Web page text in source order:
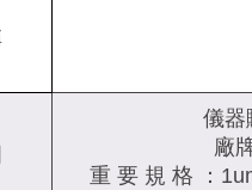
儀器
廠
重 要 規 格 ：